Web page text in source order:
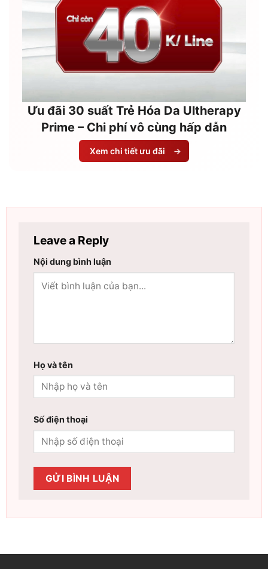
Ưu đãi 30 suất Trẻ Hóa Da Ultherapy
Prime – Chi phí vô cùng hấp dẫn
Xem chi tiết ưu đãi →
Leave a Reply
Nội dung bình luận
Họ và tên
Số điện thoại